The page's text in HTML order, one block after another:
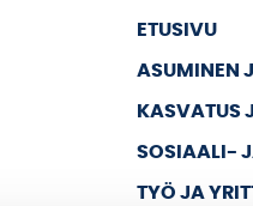
ETUSIVU
ASUMINEN
KASVATUS
SOSIAALI-
TYÖ JA